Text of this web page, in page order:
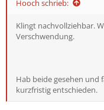
Hooch schrieb:
Klingt nachvollziehbar.
Verschwendung.
Hab beide gesehen und
kurzfristig entschieden.